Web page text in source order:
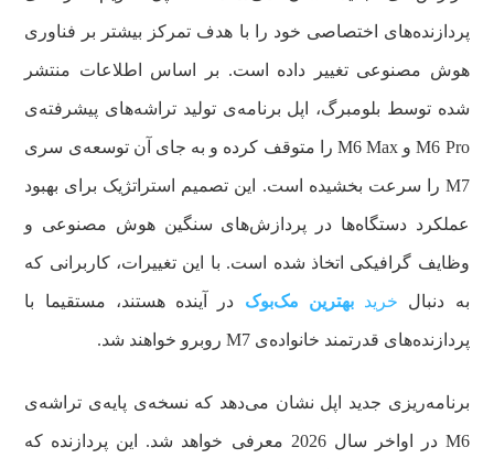
پردازنده‌های اختصاصی خود را با هدف تمرکز بیشتر بر فناوری
هوش مصنوعی تغییر داده است. بر اساس اطلاعات منتشر
شده توسط بلومبرگ، اپل برنامه‌ی تولید تراشه‌های پیشرفته‌ی
M6 Pro و M6 Max را متوقف کرده و به جای آن توسعه‌ی سری
M7 را سرعت بخشیده است. این تصمیم استراتژیک برای بهبود
عملکرد دستگاه‌ها در پردازش‌های سنگین هوش مصنوعی و
وظایف گرافیکی اتخاذ شده است. با این تغییرات، کاربرانی که
به دنبال خریدبهترین مک‌بوک در آینده هستند، مستقیما با
پردازنده‌های قدرتمند خانواده‌ی M7 روبرو خواهند شد.
برنامه‌ریزی جدید اپل نشان می‌دهد که نسخه‌ی پایه‌ی تراشه‌ی
M6 در اواخر سال 2026 معرفی خواهد شد. این پردازنده که